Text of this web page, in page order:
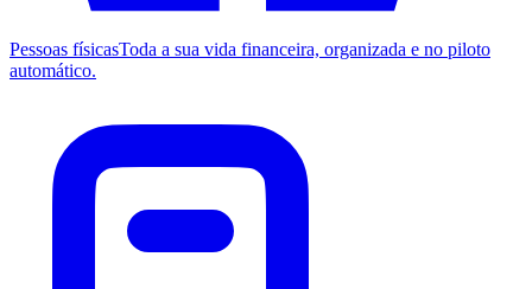
Pessoas físicasToda a sua vida financeira, organizada e no piloto
automático.